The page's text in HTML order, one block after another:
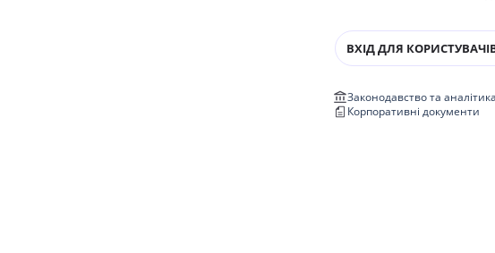
ВХІД ДЛЯ КОРИСТУВАЧІВ
Законодавство та аналітика
Корпоративні документи